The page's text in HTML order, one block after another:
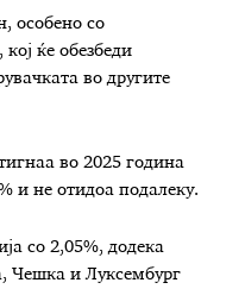
особено со
ќе обезбеди
во другите
во 2025 година
и не отидоа подалеку.
со 2,05%, додека
Чешка и Луксембург